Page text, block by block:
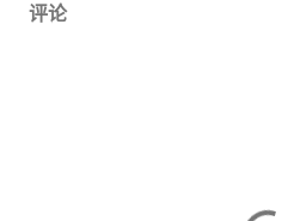
评论